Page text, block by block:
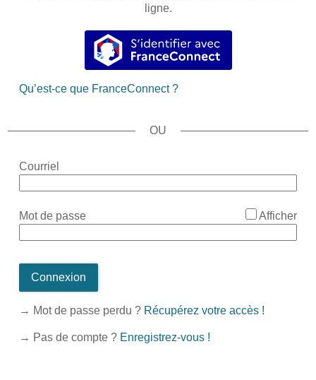
ligne.
S’identifier avec
Qu’est-ce que FranceConnect ?
Courriel
Mot de passe Afficher
Connexion
→ Mot de passe perdu ? Récupérez votre accès !
→ Pas de compte ? Enregistrez-vous !